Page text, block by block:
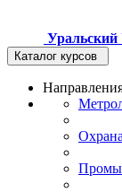
Уральский
Каталог курсов